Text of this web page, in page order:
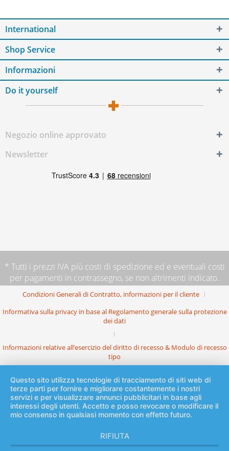
International
Shop Service
Informazioni
Do it yourself
Negozio online approvato
Newsletter
* Tutti i prezzi IVA più costi di spedizione ed e eventuali costi
per pagamenti in contrassegno, se non altrimenti indicato.
Condizioni Generali di Contratto, informazioni per il cliente
Informativa sulla privacy in base al Regolamento generale sulla protezione
dei dati
Informazioni relative all’esercizio del diritto di recesso & Modulo di recesso
tipo
Questo sito utilizza tecnologie di tracciamento di siti web di
terze parti per fornire e migliorare costantemente i nostri
servizi e per visualizzare annunci pubblicitari in base agli
interessi degli utenti. Accetto e posso revocare o modificare il
mio consenso in qualsiasi momento con effetto futuro.
RIFIUTA